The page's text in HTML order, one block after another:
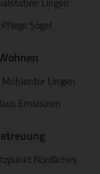
Sögel
Lingen
Emsbüren
Nördliches